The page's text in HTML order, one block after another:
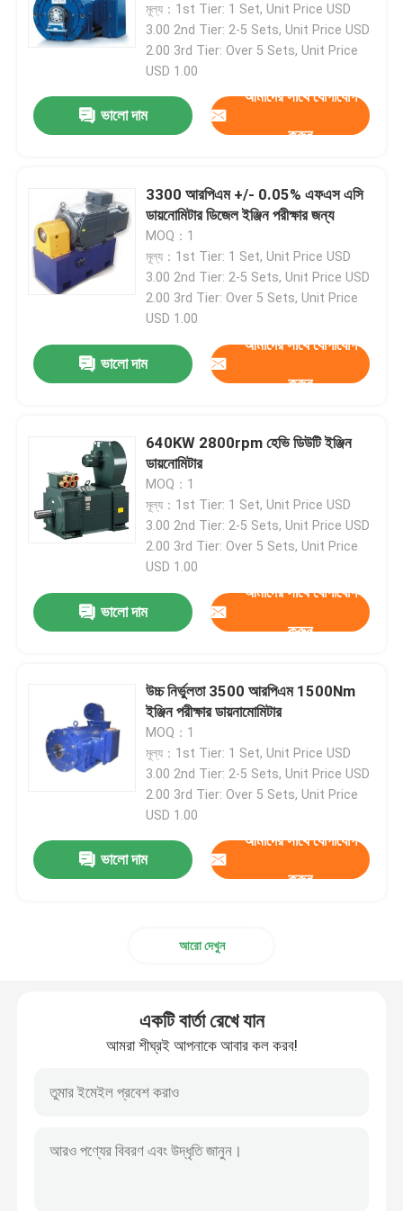
একটি বার্তা রেখে যান
আমরা শীঘ্রই আপনাকে আবার কল করব!
কুল্যান্ট কন্ডিশনিং মেশিন
এডি কারেন্ট ডায়নামিটার
মূল্য：1st Tier: 1 Set, Unit Price USD
3.00 2nd Tier: 2-5 Sets, Unit Price USD
2.00 3rd Tier: Over 5 Sets, Unit Price
USD 1.00
ভালো দাম
আমাদের সাথে যোগাযোগ
করুন
3300 আরপিএম +/- 0.05% এফএস এসি
ডায়নোমিটার ডিজেল ইঞ্জিন পরীক্ষার জন্য
MOQ：1
মূল্য：1st Tier: 1 Set, Unit Price USD
3.00 2nd Tier: 2-5 Sets, Unit Price USD
2.00 3rd Tier: Over 5 Sets, Unit Price
USD 1.00
ভালো দাম
আমাদের সাথে যোগাযোগ
করুন
640KW 2800rpm হেভি ডিউটি ​​ইঞ্জিন
ডায়নোমিটার
MOQ：1
মূল্য：1st Tier: 1 Set, Unit Price USD
3.00 2nd Tier: 2-5 Sets, Unit Price USD
2.00 3rd Tier: Over 5 Sets, Unit Price
USD 1.00
ভালো দাম
আমাদের সাথে যোগাযোগ
করুন
উচ্চ নির্ভুলতা 3500 আরপিএম 1500Nm
ইঞ্জিন পরীক্ষার ডায়নামোমিটার
MOQ：1
মূল্য：1st Tier: 1 Set, Unit Price USD
3.00 2nd Tier: 2-5 Sets, Unit Price USD
2.00 3rd Tier: Over 5 Sets, Unit Price
USD 1.00
ভালো দাম
আমাদের সাথে যোগাযোগ
করুন
আরো দেখুন
একটি বার্তা রেখে যান
আমরা শীঘ্রই আপনাকে আবার কল করব!